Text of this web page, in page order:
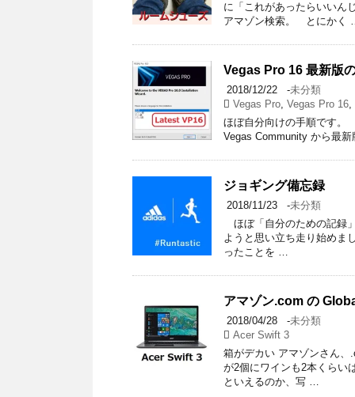
に「これがあったらいいん
アマゾン検索。 とにかく
Vegas Pro 16 最新版
2018/12/22 -未分類
Vegas Pro, Vegas Pro 16,
ほぼ自分向けの手順です。
Vegas Community から最
ジョギング備忘録
2018/11/23 -未分類
ほぼ「自分のための記録
ようと思い立ち走り始め
ったことを …
アマゾン.com の
2018/04/28 -未分類
Acer Swift 3
箱がデカい アマゾンさん
が2個にワインも2本くら
といえるのか、写 …